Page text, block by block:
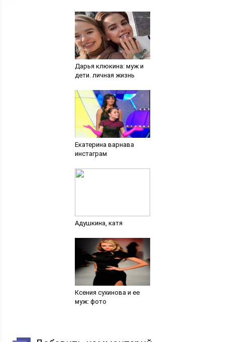
Дарья клюкина: муж и
дети. личная жизнь
Екатерина варнава
инстаграм
Адушкина, катя
Ксения сухинова и ее
муж: фото